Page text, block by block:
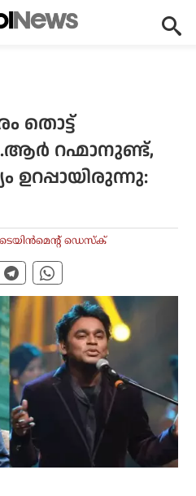
തൊട്ട്
റഹ്മാനുണ്ട്,
ഉറപ്പായിരുന്നു:
ഡെസ്‌ക്